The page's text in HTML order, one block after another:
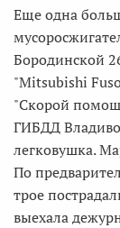
Еще одна
Бородинской
"Mitsubishi
"Скорой
ГИБДД
легковушка.
По
трое
выехала